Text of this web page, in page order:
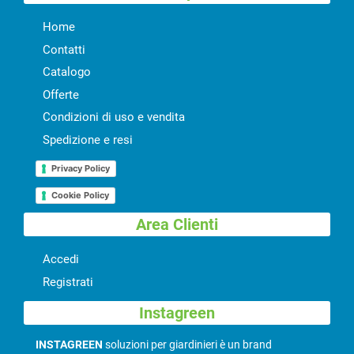
Home
Contatti
Catalogo
Offerte
Condizioni di uso e vendita
Spedizione e resi
Privacy Policy
Cookie Policy
Area Clienti
Accedi
Registrati
Instagreen
INSTAGREEN soluzioni per giardinieri è un brand